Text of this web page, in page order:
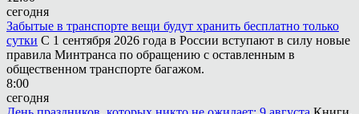
сегодня
Забытые в транспорте вещи будут хранить бесплатно только
сутки С 1 сентября 2026 года в России вступают в силу новые
правила Минтранса по обращению с оставленным в
общественном транспорте багажом.
8:00
сегодня